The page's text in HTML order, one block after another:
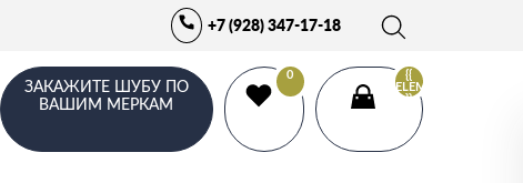
+7 (928) 347-17-18
ЗАКАЖИТЕ ШУБУ ПО
ВАШИМ МЕРКАМ
0
{{
ELEMENTS.LENGTH
}}